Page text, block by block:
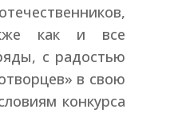
как и все
с радостью
в свою
конкурса